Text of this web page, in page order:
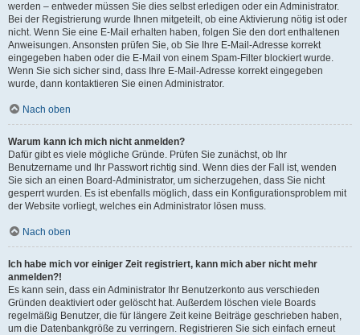
werden – entweder müssen Sie dies selbst erledigen oder ein Administrator.
Bei der Registrierung wurde Ihnen mitgeteilt, ob eine Aktivierung nötig ist oder
nicht. Wenn Sie eine E-Mail erhalten haben, folgen Sie den dort enthaltenen
Anweisungen. Ansonsten prüfen Sie, ob Sie Ihre E-Mail-Adresse korrekt
eingegeben haben oder die E-Mail von einem Spam-Filter blockiert wurde.
Wenn Sie sich sicher sind, dass Ihre E-Mail-Adresse korrekt eingegeben
wurde, dann kontaktieren Sie einen Administrator.
Nach oben
Warum kann ich mich nicht anmelden?
Dafür gibt es viele mögliche Gründe. Prüfen Sie zunächst, ob Ihr
Benutzername und Ihr Passwort richtig sind. Wenn dies der Fall ist, wenden
Sie sich an einen Board-Administrator, um sicherzugehen, dass Sie nicht
gesperrt wurden. Es ist ebenfalls möglich, dass ein Konfigurationsproblem mit
der Website vorliegt, welches ein Administrator lösen muss.
Nach oben
Ich habe mich vor einiger Zeit registriert, kann mich aber nicht mehr
anmelden?!
Es kann sein, dass ein Administrator Ihr Benutzerkonto aus verschieden
Gründen deaktiviert oder gelöscht hat. Außerdem löschen viele Boards
regelmäßig Benutzer, die für längere Zeit keine Beiträge geschrieben haben,
um die Datenbankgröße zu verringern. Registrieren Sie sich einfach erneut